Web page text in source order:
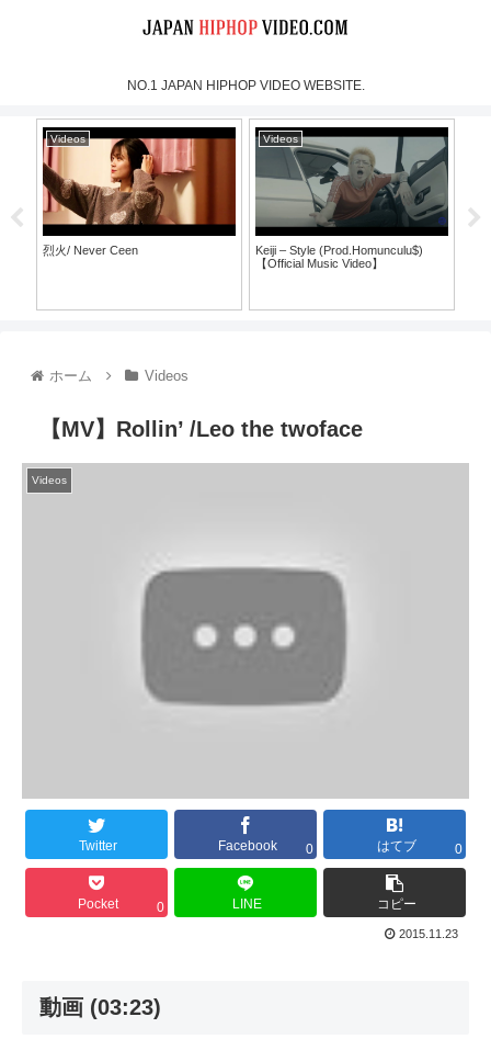
NO.1 JAPAN HIPHOP VIDEO WEBSITE.
Videos
烈火/ Never Ceen
Videos
Keiji – Style (Prod.Homunculu$)
【Official Music Video】
ホーム Videos
【MV】Rollin’ /Leo the twoface
Videos
Twitter Facebook 0 はてブ 0
Pocket 0 LINE コピー
2015.11.23
動画 (03:23)